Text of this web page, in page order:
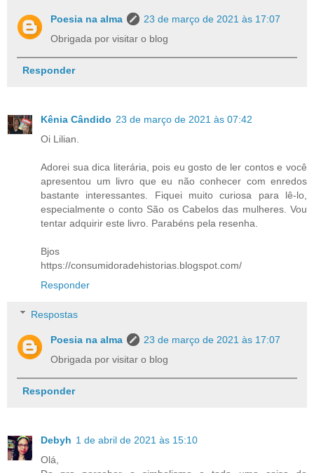
Poesia na alma
23 de março de 2021 às 17:07
Obrigada por visitar o blog
Responder
Kênia Cândido 23 de março de 2021 às 07:42
Oi Lilian.
Adorei sua dica literária, pois eu gosto de ler contos e você
apresentou um livro que eu não conhecer com enredos
bastante interessantes. Fiquei muito curiosa para lê-lo,
especialmente o conto São os Cabelos das mulheres. Vou
tentar adquirir este livro. Parabéns pela resenha.
Bjos
https://consumidoradehistorias.blogspot.com/
Responder
Respostas
Poesia na alma
23 de março de 2021 às 17:07
Obrigada por visitar o blog
Responder
Debyh 1 de abril de 2021 às 15:10
Olá,